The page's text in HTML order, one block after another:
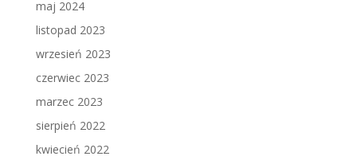
maj 2024
listopad 2023
wrzesień 2023
czerwiec 2023
marzec 2023
sierpień 2022
kwiecień 2022